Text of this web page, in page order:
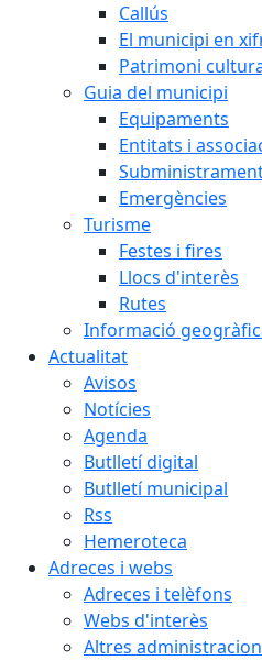
Callús
El municipi en
Patrimoni
Guia del municipi
Equipaments
Entitats i
Emergències
Turisme
Festes i fires
Llocs d'interès
Rutes
Informació
Actualitat
Avisos
Notícies
Agenda
Butlletí digital
Butlletí municipal
Rss
Hemeroteca
Adreces i webs
Adreces i telèfons
Webs d'interès
Altres